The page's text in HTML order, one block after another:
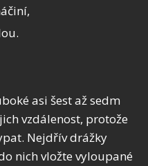
asi šest až sedm
vzdálenost, protože
Nejdřív drážky
nich vložte vyloupané